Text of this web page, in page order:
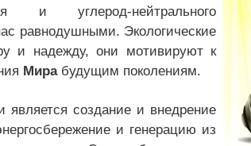
и углерод-нейтрального
равнодушными. Экологические
и надежду, они мотивируют к
Мирабудущим поколениям.
является создание и внедрение
и генерацию из